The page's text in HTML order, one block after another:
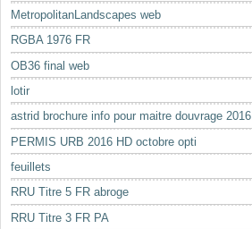
MetropolitanLandscapes web
RGBA 1976 FR
OB36 final web
lotir
astrid brochure info pour maitre douvrage 2016
PERMIS URB 2016 HD octobre opti
feuillets
RRU Titre 5 FR abroge
RRU Titre 3 FR PA